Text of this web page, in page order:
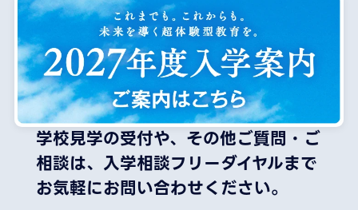
学校見学の受付や、その他ご質問・ご
相談は、 入学相談フリーダイヤルまで
お気軽にお問い合わせください。